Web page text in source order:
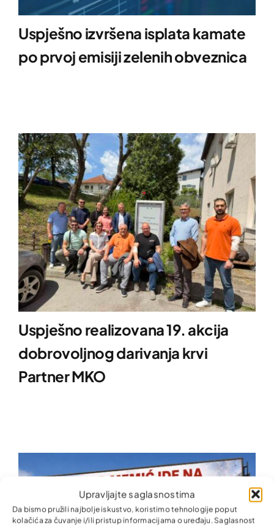
Upravljajte saglasnostima
Da bismo pružili najbolje iskustvo, koristimo tehnologije poput
kolačića za čuvanje i/ili pristup informacijama o uređaju. Saglasnost
Uspješno izvršena isplata kamate
po prvoj emisiji zelenih obveznica
Uspješno realizovana 19. akcija
dobrovoljnog darivanja krvi
Partner MKO